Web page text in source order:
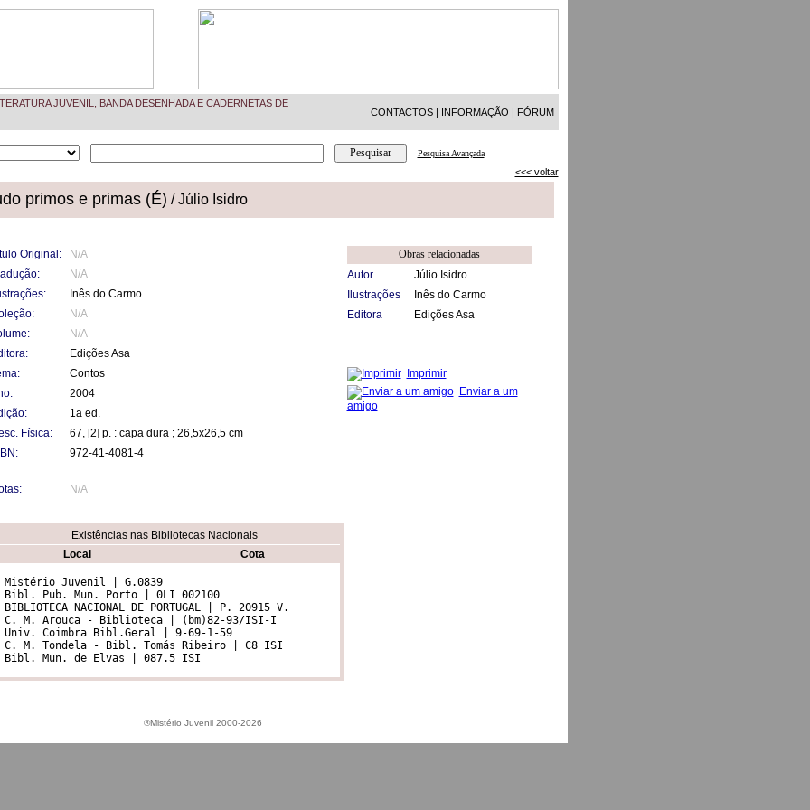
JUVENIL, BANDA DESENHADA E CADERNETAS DE
CONTACTOS | INFORMAÇÃO | FÓRUM
Pesquisa Avançada
<<< voltar
primos e primas (É) / Júlio Isidro
Original:
N/A
N/A
Inês do Carmo
N/A
N/A
Edições Asa
Contos
2004
1a ed.
Física:
67, [2] p. : capa dura ; 26,5x26,5 cm
972-41-4081-4
N/A
Existências nas Bibliotecas Nacionais
Local
Cota
Mistério Juvenil | G.0839
Bibl. Pub. Mun. Porto | 0LI 002100
BIBLIOTECA NACIONAL DE PORTUGAL | P. 20915 V.
C. M. Arouca - Biblioteca | (bm)82-93/ISI-I
Univ. Coimbra Bibl.Geral | 9-69-1-59
C. M. Tondela - Bibl. Tomás Ribeiro | C8 ISI
Obras relacionadas
Autor
Júlio Isidro
Ilustrações
Inês do Carmo
Editora
Edições Asa
Imprimir
Enviar a um
amigo
®Mistério Juvenil 2000-2026